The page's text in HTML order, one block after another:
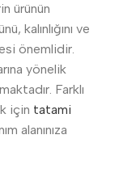
ürünün
kalınlığını ve
önemlidir.
yönelik
Farklı
için tatami
alanınıza